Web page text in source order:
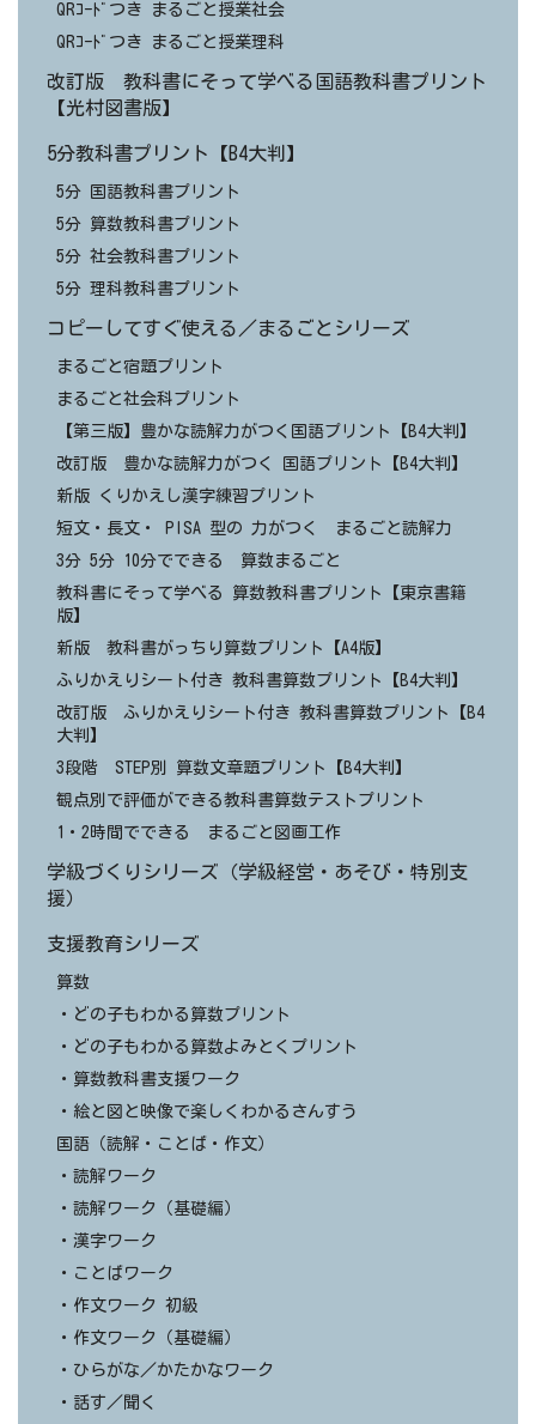
QRｺｰﾄﾞつき まるごと授業社会
QRｺｰﾄﾞつき まるごと授業理科
改訂版 教科書にそって学べる国語教科書プリント
【光村図書版】
5分教科書プリント【B4大判】
5分 国語教科書プリント
5分 算数教科書プリント
5分 社会教科書プリント
5分 理科教科書プリント
コピーしてすぐ使える／まるごとシリーズ
まるごと宿題プリント
まるごと社会科プリント
【第三版】豊かな読解力がつく国語プリント【B4大判】
改訂版 豊かな読解力がつく 国語プリント【B4大判】
新版 くりかえし漢字練習プリント
短文・長文・ PISA 型の 力がつく まるごと読解力
3分 5分 10分でできる 算数まるごと
教科書にそって学べる 算数教科書プリント【東京書籍
版】
新版 教科書がっちり算数プリント【A4版】
ふりかえりシート付き 教科書算数プリント【B4大判】
改訂版 ふりかえりシート付き 教科書算数プリント【B4
大判】
3段階 STEP別 算数文章題プリント【B4大判】
観点別で評価ができる教科書算数テストプリント
1・2時間でできる まるごと図画工作
学級づくりシリーズ（学級経営・あそび・特別支
援）
支援教育シリーズ
算数
・どの子もわかる算数プリント
・どの子もわかる算数よみとくプリント
・算数教科書支援ワーク
・絵と図と映像で楽しくわかるさんすう
国語（読解・ことば・作文）
・読解ワーク
・読解ワーク（基礎編）
・漢字ワーク
・ことばワーク
・作文ワーク 初級
・作文ワーク（基礎編）
・ひらがな／かたかなワーク
・話す／聞く